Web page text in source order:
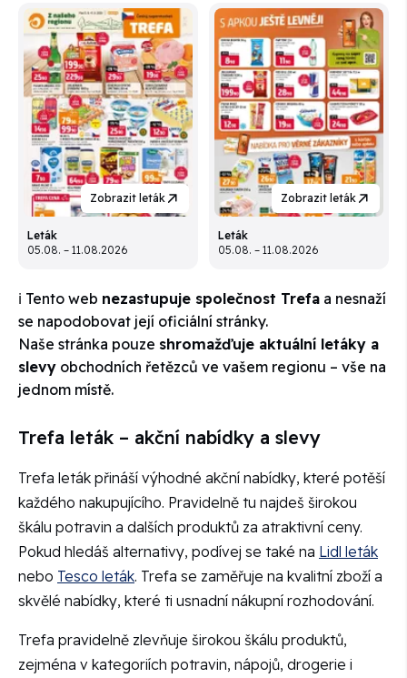
Zobrazit leták
Leták
05.08. – 11.08.2026
Zobrazit leták
Leták
05.08. – 11.08.2026
ℹ️ Tento web nezastupuje společnost Trefa a nesnaží
se napodobovat její oficiální stránky.
Naše stránka pouze shromažďuje aktuální letáky a
slevy obchodních řetězců ve vašem regionu – vše na
jednom místě.
Trefa leták – akční nabídky a slevy
Trefa leták přináší výhodné akční nabídky, které potěší
každého nakupujícího. Pravidelně tu najdeš širokou
škálu potravin a dalších produktů za atraktivní ceny.
Pokud hledáš alternativy, podívej se také na Lidl leták
nebo Tesco leták. Trefa se zaměřuje na kvalitní zboží a
skvělé nabídky, které ti usnadní nákupní rozhodování.
Trefa pravidelně zlevňuje širokou škálu produktů,
zejména v kategoriích potravin, nápojů, drogerie i